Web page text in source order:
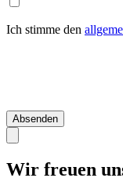
Ich stimme den
Wir freuen